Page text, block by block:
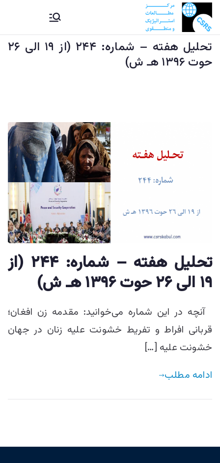
to
content
CSRS |
مرکز
و منطقوی |
ستراتېژیکو
او سیمه
ییزو څېړنو
مرکز
مرکز مطالعات استراتیژيک و
منطقوی دستراتېژیکو او
سیمه ییزو څېړنو مرکز
تحليل هفته – شماره: ۲۴۴ (از ۱۹ الی ۲۶
حوت ۱۳۹۶ هـ ش)
تحليل هفته – شماره: ۲۴۴ (از
۱۹ الی ۲۶ حوت ۱۳۹۶ هـ ش)
آنچه در این شماره می‌خوانید: مقدمه زن افغان؛
قربانی افراط و تفریط خشونت علیه زنان در جهان
خشونت علیه […]
ادامه مطلب